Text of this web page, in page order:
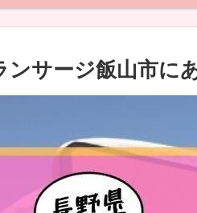
ンサージ飯山市に